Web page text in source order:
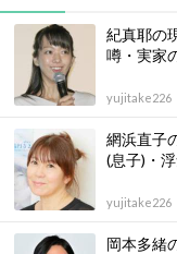
紀真耶の
噂・実家
yujitake226
網浜直子
(息子)・
yujitake226
岡本多緒